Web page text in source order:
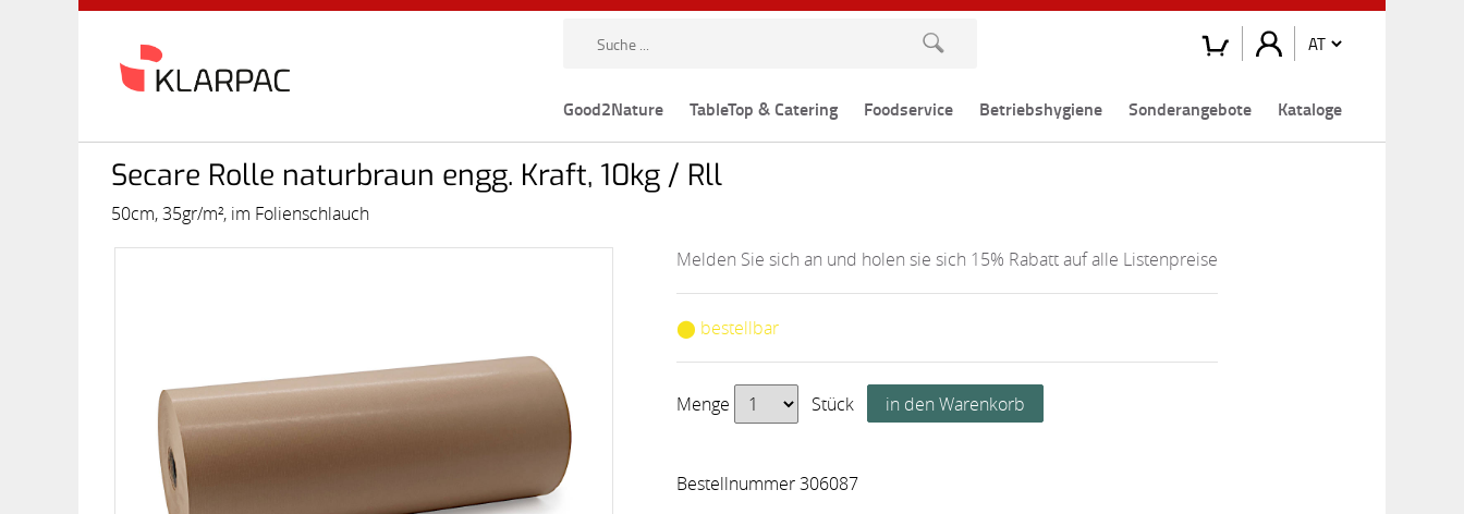
Good2Nature TableTop & Catering Foodservice Betriebshygiene Sonderangebote Kataloge
Secare Rolle naturbraun engg. Kraft, 10kg / Rll
50cm, 35gr/m², im Folienschlauch
Melden Sie sich an und holen sie sich 15% Rabatt auf alle Listenpreise
⬤ bestellbar
Menge Stück
Bestellnummer 306087